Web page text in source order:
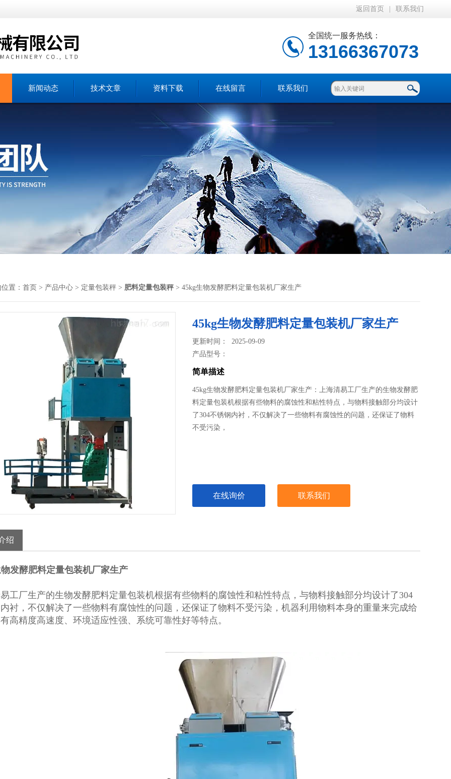
返回首页 联系我们
全国统一服务热线：
13166367073
新闻动态 技术文章 资料下载 在线留言 联系我们
置： 首页 > 产品中心 > 定量包装秤 > 肥料定量包装秤 > 45kg生物发酵肥料定量包装机厂家生产
45kg生物发酵肥料定量包装机厂家生产
更新时间： 2025-09-09
产品型号：
简单描述
45kg生物发酵肥料定量包装机厂家生产：上海清易工厂生产的生物发酵肥
料定量包装机根据有些物料的腐蚀性和粘性特点，与物料接触部分均设计
了304不锈钢内衬，不仅解决了一些物料有腐蚀性的问题，还保证了物料
不受污染，
在线询价 联系我们
绍
发酵肥料定量包装机厂家生产
工厂生产的生物发酵肥料定量包装机根据有些物料的腐蚀性和粘性特点，与物料接触部分均设计了304
衬，不仅解决了一些物料有腐蚀性的问题，还保证了物料不受污染，机器利用物料本身的重量来完成给
高精度高速度、环境适应性强、系统可靠性好等特点。